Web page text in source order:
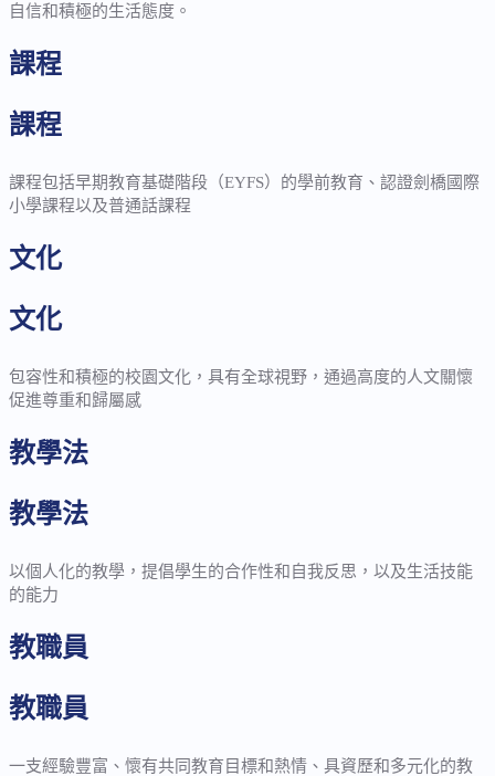
自信和積極的生活態度。
課程
課程
課程包括早期教育基礎階段（EYFS）的學前教育、認證劍橋國際
小學課程以及普通話課程
文化
文化
包容性和積極的校園文化，具有全球視野，通過高度的人文關懷
促進尊重和歸屬感
教學法
教學法
以個人化的教學，提倡學生的合作性和自我反思，以及生活技能
的能力
教職員
教職員
一支經驗豐富、懷有共同教育目標和熱情、具資歷和多元化的教